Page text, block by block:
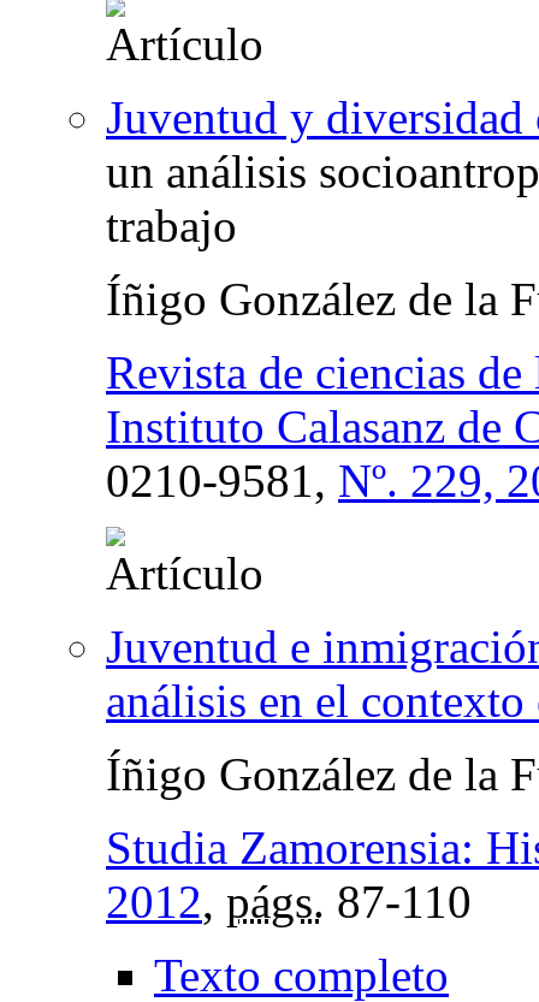
Juventud y
un análisis
trabajo
Íñigo González de la
Revista de ciencias
Instituto Calasanz de
0210-9581, Nº. 229,
Juventud e
análisis en el contexto
Íñigo González de la
Studia Zamorensia:
2012, págs. 87-110
Texto completo